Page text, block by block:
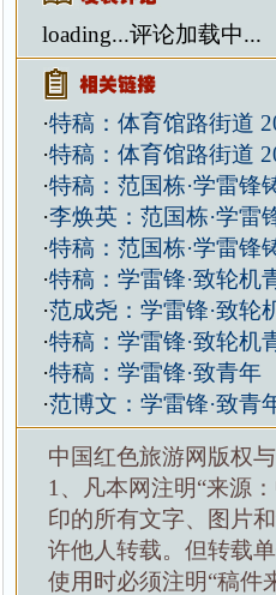
loading...评论加载中...
·特稿：体育馆路街道
·特稿：体育馆路街道
·特稿：范国栋·学雷锋
·李焕英：范国栋·学雷
·特稿：范国栋·学雷锋
·特稿：学雷锋·致轮机
·范成尧：学雷锋·致轮
·特稿：学雷锋·致轮机
·特稿：学雷锋·致青年
·范博文：学雷锋·致青
中国红色旅游网版权
1、凡本网注明“来源
印的所有文字、图片
许他人转载。但转载
使用时必须注明“稿件